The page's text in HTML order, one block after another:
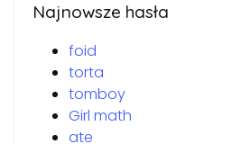
Najnowsze hasła
foid
torta
tomboy
Girl math
ate